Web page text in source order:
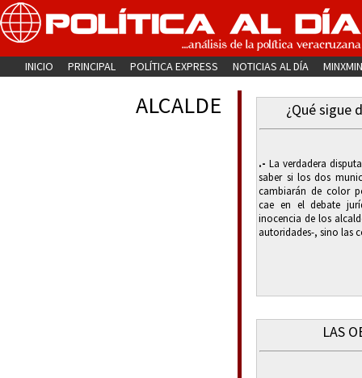
INICIO PRINCIPAL POLÍTICA EXPRESS NOTICIAS AL DÍA
ALCALDE ¿Qué sigue
.- La verdadera
saber si los dos
cambiarán de color
cae en el debate
inocencia de los
autoridades-, sino las
LAS